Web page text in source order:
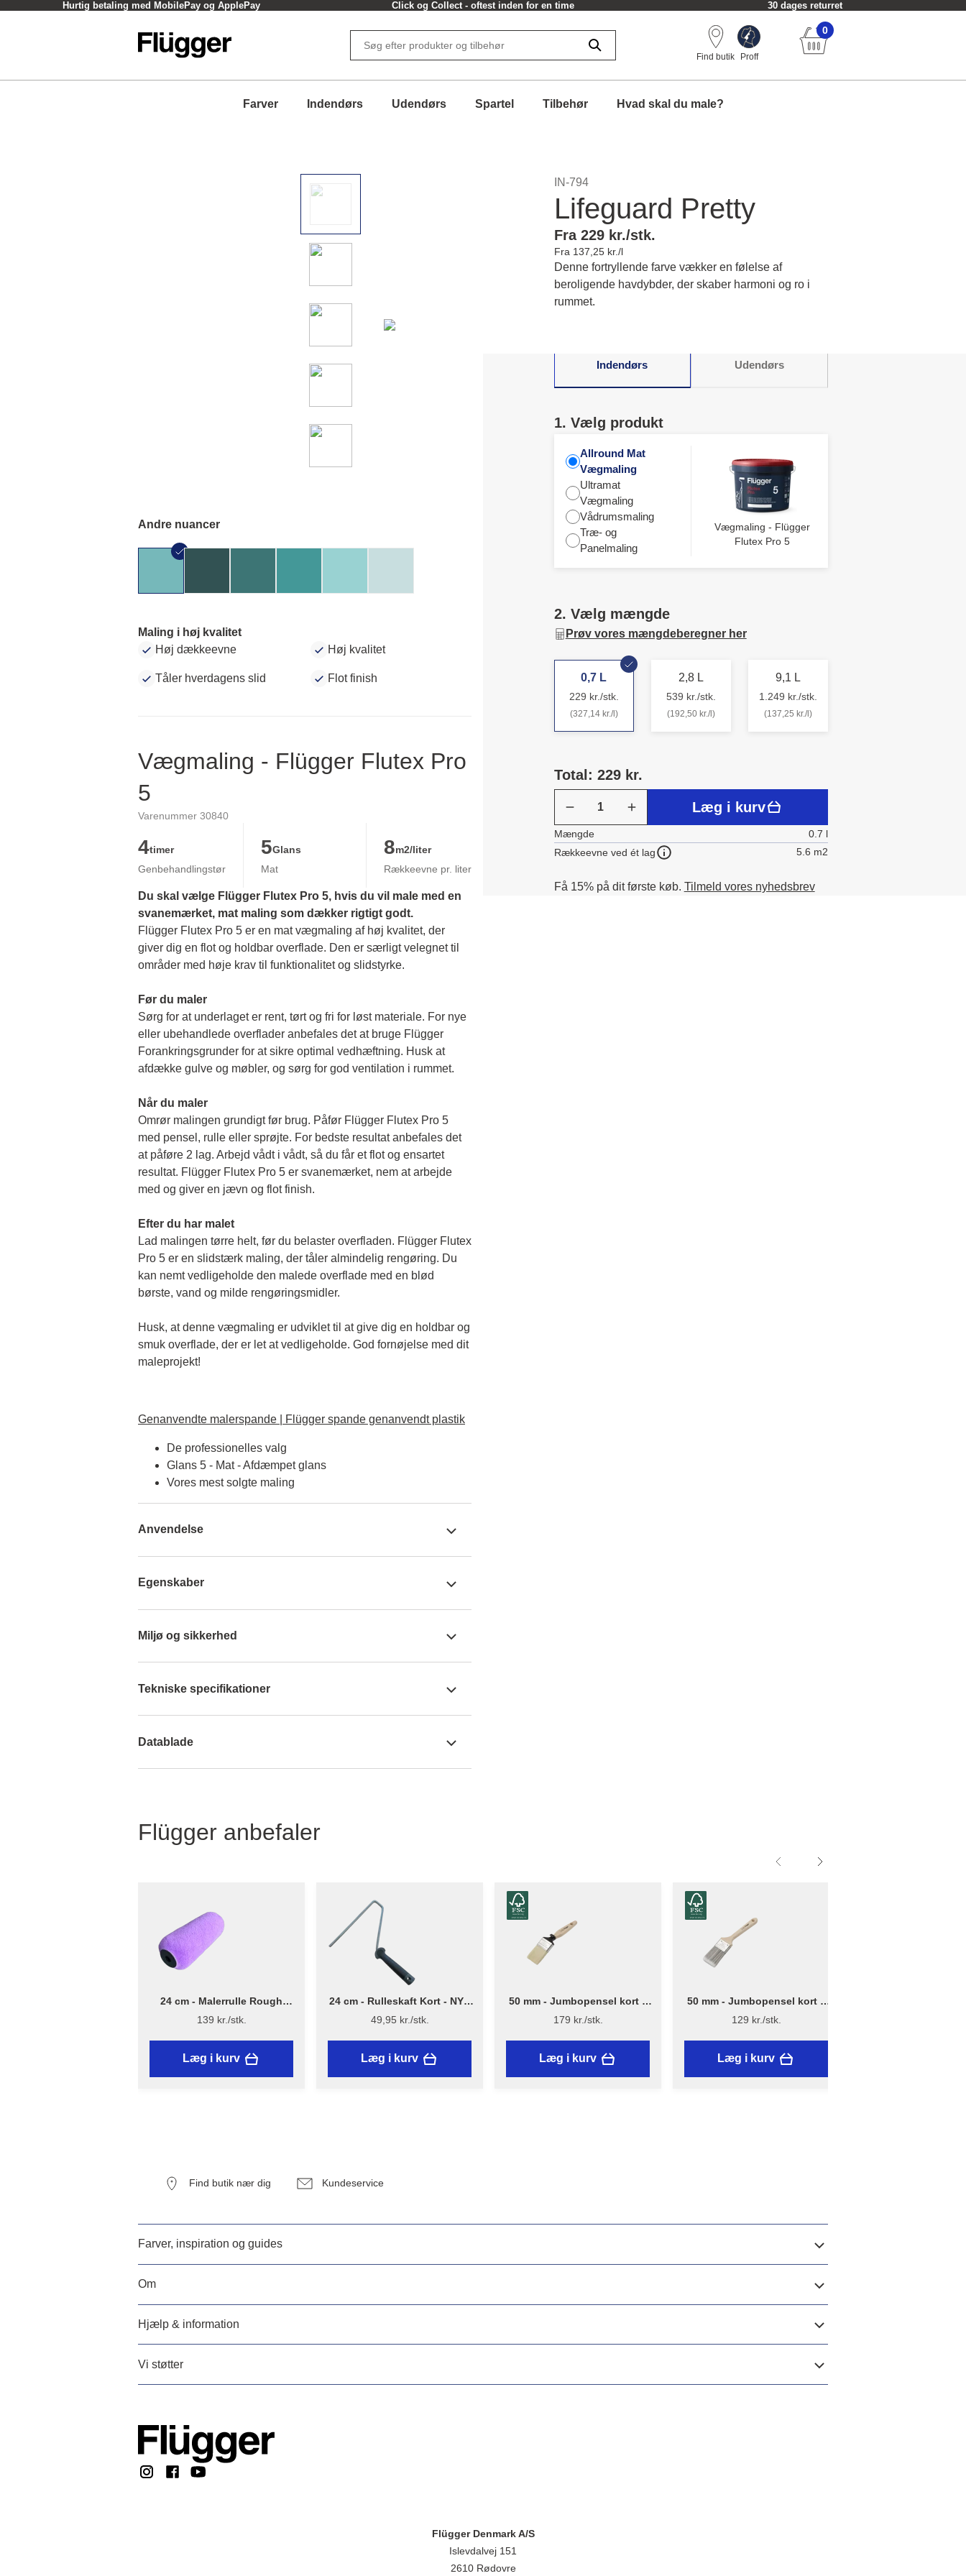
Hurtig betaling med MobilePay og ApplePay Click og Collect - oftest inden for en time 30 dages returret
Find butik Proff
0
Farver Indendørs Udendørs Spartel Tilbehør Hvad skal du male?
Andre nuancer
Maling i høj kvalitet
Høj dækkeevne
Høj kvalitet
Tåler hverdagens slid Flot finish
Vægmaling - Flügger Flutex Pro
5
Varenummer 30840
4timer
Genbehandlingstør
5Glans
Mat
8m2/liter
Rækkeevne pr. liter
Du skal vælge Flügger Flutex Pro 5, hvis du vil male med en
svanemærket, mat maling som dækker rigtigt godt.
Flügger Flutex Pro 5 er en mat vægmaling af høj kvalitet, der
giver dig en flot og holdbar overflade. Den er særligt velegnet til
områder med høje krav til funktionalitet og slidstyrke.
Før du maler
Sørg for at underlaget er rent, tørt og fri for løst materiale. For nye
eller ubehandlede overflader anbefales det at bruge Flügger
Forankringsgrunder for at sikre optimal vedhæftning. Husk at
afdække gulve og møbler, og sørg for god ventilation i rummet.
Når du maler
Omrør malingen grundigt før brug. Påfør Flügger Flutex Pro 5
med pensel, rulle eller sprøjte. For bedste resultat anbefales det
at påføre 2 lag. Arbejd vådt i vådt, så du får et flot og ensartet
resultat. Flügger Flutex Pro 5 er svanemærket, nem at arbejde
med og giver en jævn og flot finish.
Efter du har malet
Lad malingen tørre helt, før du belaster overfladen. Flügger Flutex
Pro 5 er en slidstærk maling, der tåler almindelig rengøring. Du
kan nemt vedligeholde den malede overflade med en blød
børste, vand og milde rengøringsmidler.
Husk, at denne vægmaling er udviklet til at give dig en holdbar og
smuk overflade, der er let at vedligeholde. God fornøjelse med dit
maleprojekt!
Genanvendte malerspande | Flügger spande genanvendt plastik
De professionelles valg
Glans 5 - Mat - Afdæmpet glans
Vores mest solgte maling
Anvendelse
Egenskaber
Miljø og sikkerhed
Tekniske specifikationer
Datablade
IN-794
Lifeguard Pretty
Fra 229 kr./stk.
Fra 137,25 kr./l
Denne fortryllende farve vækker en følelse af
beroligende havdybder, der skaber harmoni og ro i
rummet.
Indendørs Udendørs
1. Vælg produkt
Allround Mat
Vægmaling
Ultramat
Vægmaling
Vådrumsmaling
Træ- og
Panelmaling
Vægmaling - Flügger
Flutex Pro 5
2. Vælg mængde
Prøv vores mængdeberegner her
0,7 L
229 kr./stk.
(327,14 kr./l)
2,8 L
539 kr./stk.
(192,50 kr./l)
9,1 L
1.249 kr./stk.
(137,25 kr./l)
Total: 229 kr.
Læg i kurv
Mængde
0.7 l
Rækkeevne ved ét lag
5.6 m2
Få 15% på dit første køb. Tilmeld vores nyhedsbrev
Flügger anbefaler
24 cm - Malerrulle Rough
Quick – Flügger Excellence
139 kr./stk.
Læg i kurv
24 cm - Rulleskaft Kort - NYT
DESIGN - Flügger
49,95 kr./stk.
Læg i kurv
50 mm - Jumbopensel kort –
Flügger Excellence Series
179 kr./stk.
Læg i kurv
50 mm - Jumbopensel kort –
Flügger Pro Series
129 kr./stk.
Læg i kurv
Find butik nær dig Kundeservice
Farver, inspiration og guides
Om
Hjælp & information
Vi støtter
Flügger Denmark A/S
Islevdalvej 151
2610 Rødovre